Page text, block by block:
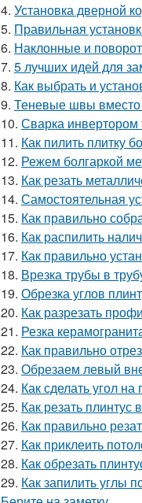
4. Установка дверной
5. Правильная
6. Наклонные и
7. 5 лучших идей для
8. Как выбрать и
9. Теневые швы вместо
10. Сварка
11. Как пилить плитку
12. Режем болгаркой
13. Как резать
14. Самостоятельная
15. Как правильно
16. Как распилить
17. Как правильно
18. Врезка трубы в
19. Обрезка углов
20. Как разрезать
21. Резка
22. Как правильно
23. Обрезаем левый
24. Как сделать угол
25. Как резать
26. Как правильно
27. Как приклеить
28. Как обрезать
29. Как запилить углы